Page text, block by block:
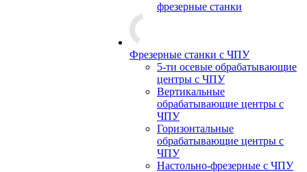
фрезерные станки
Фрезерные станки с ЧПУ
5-ти осевые обрабатывающие
центры с ЧПУ
Вертикальные
обрабатывающие центры с
ЧПУ
Горизонтальные
обрабатывающие центры с
ЧПУ
Настольно-фрезерные с ЧПУ